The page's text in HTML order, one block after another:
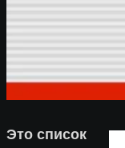
Это список